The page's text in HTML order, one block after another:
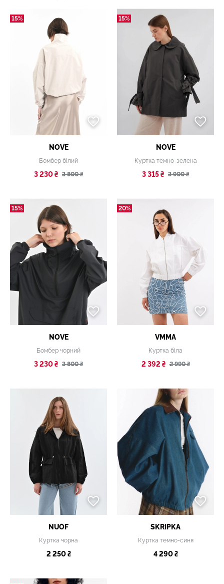
15%
NOVE
Бомбер білий
3 230 ₴ 3 800 ₴
15%
NOVE
Куртка темно-зелена
3 315 ₴ 3 900 ₴
15%
NOVE
Бомбер чорний
3 230 ₴ 3 800 ₴
20%
VMMA
Куртка біла
2 392 ₴ 2 990 ₴
NUÓF
Куртка чорна
2 250 ₴
SKRIPKA
Куртка темно-синя
4 290 ₴